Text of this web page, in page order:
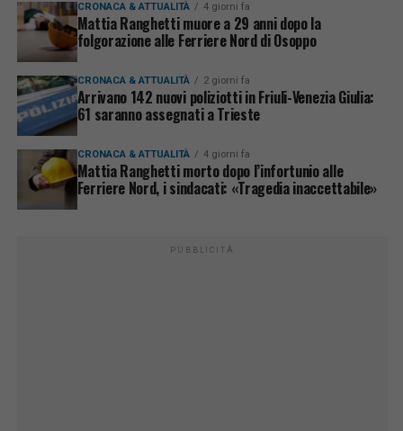
CRONACA & ATTUALITÀ 4 giorni fa
Mattia Ranghetti muore a 29 anni dopo la
folgorazione alle Ferriere Nord di Osoppo
CRONACA & ATTUALITÀ 2 giorni fa
Arrivano 142 nuovi poliziotti in Friuli-Venezia Giulia:
61 saranno assegnati a Trieste
CRONACA & ATTUALITÀ 4 giorni fa
Mattia Ranghetti morto dopo l’infortunio alle
Ferriere Nord, i sindacati: «Tragedia inaccettabile»
PUBBLICITÀ